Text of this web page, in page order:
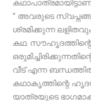
” അവരുടെ
ശ്രമിക്കുന്ന
കഥ.
വീട് എന്ന
കഥാകൃത്തിന്റെ
യാത്രയുടെ